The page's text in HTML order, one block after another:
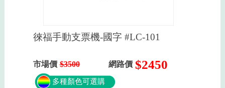
徠福手動支票機-國字 #LC-101
市場價 $3500 網路價 $2450
多種顏色可選購